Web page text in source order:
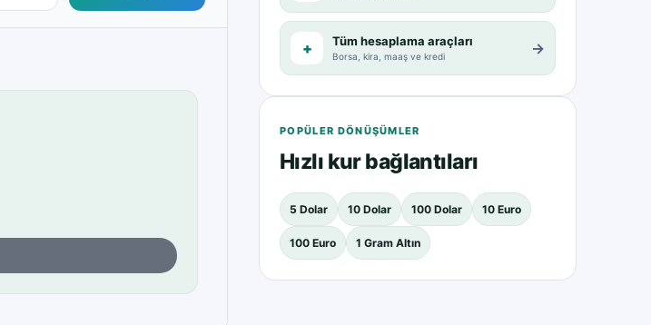
+ Tüm hesaplama araçları
Borsa, kira, maaş ve kredi →
POPÜLER DÖNÜŞÜMLER
Hızlı kur bağlantıları
5 Dolar 10 Dolar 100 Dolar 10 Euro
100 Euro 1 Gram Altın